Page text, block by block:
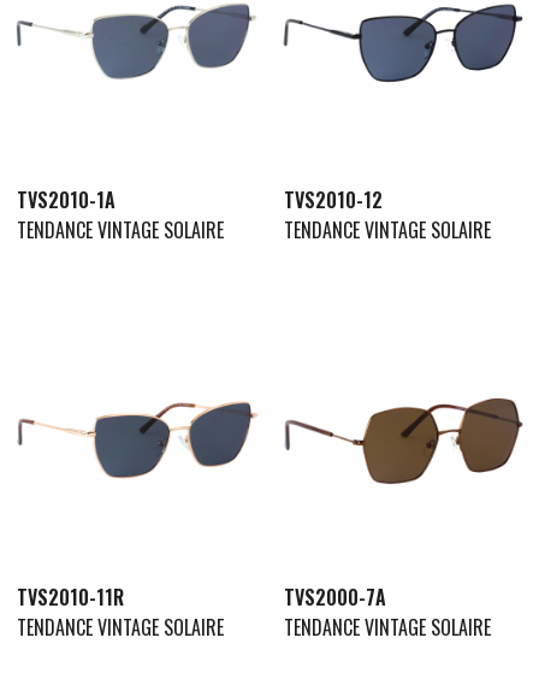
TVS2010-1A
TENDANCE VINTAGE SOLAIRE
TVS2010-12
TENDANCE VINTAGE SOLAIRE
TVS2010-11R
TENDANCE VINTAGE SOLAIRE
TVS2000-7A
TENDANCE VINTAGE SOLAIRE